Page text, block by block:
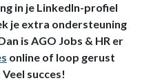
in je LinkedIn-profiel
je extra ondersteuning
is AGO Jobs & HR er
online of loop gerust
succes!